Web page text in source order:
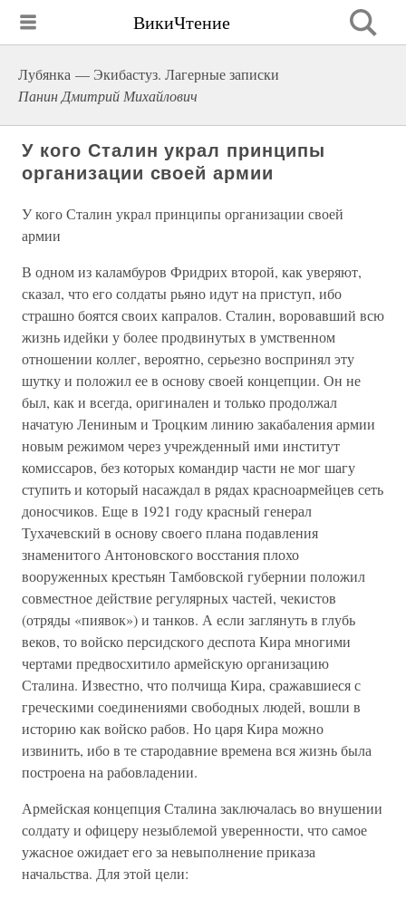
ВикиЧтение
Лубянка — Экибастуз. Лагерные записки
Панин Дмитрий Михайлович
У кого Сталин украл принципы
организации своей армии
У кого Сталин украл принципы организации своей
армии
В одном из каламбуров Фридрих второй, как уверяют,
сказал, что его солдаты рьяно идут на приступ, ибо
страшно боятся своих капралов. Сталин, воровавший всю
жизнь идейки у более продвинутых в умственном
отношении коллег, вероятно, серьезно воспринял эту
шутку и положил ее в основу своей концепции. Он не
был, как и всегда, оригинален и только продолжал
начатую Лениным и Троцким линию закабаления армии
новым режимом через учрежденный ими институт
комиссаров, без которых командир части не мог шагу
ступить и который насаждал в рядах красноармейцев сеть
доносчиков. Еще в 1921 году красный генерал
Тухачевский в основу своего плана подавления
знаменитого Антоновского восстания плохо
вооруженных крестьян Тамбовской губернии положил
совместное действие регулярных частей, чекистов
(отряды «пиявок») и танков. А если заглянуть в глубь
веков, то войско персидского деспота Кира многими
чертами предвосхитило армейскую организацию
Сталина. Известно, что полчища Кира, сражавшиеся с
греческими соединениями свободных людей, вошли в
историю как войско рабов. Но царя Кира можно
извинить, ибо в те стародавние времена вся жизнь была
построена на рабовладении.
Армейская концепция Сталина заключалась во внушении
солдату и офицеру незыблемой уверенности, что самое
ужасное ожидает его за невыполнение приказа
начальства. Для этой цели: